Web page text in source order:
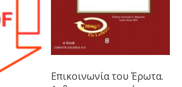
Επικοινωνία του Έρωτα.